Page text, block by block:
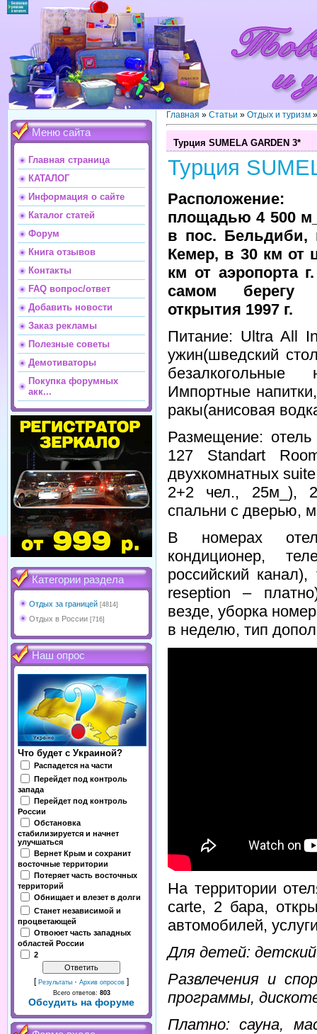
Меню сайта
Главная страница
КАТАЛОГ
Информация о сайте
Каталог статей
Форум
Книга отзывов
Контакты
FAQ вопрос/ответ
Добавить новости
Заказ рекламы
Полезные советы
Демотиваторы
Покупка форумных
акк...
Категории раздела
Отдых за границей [4814]
Отдых в России [716]
Наш опрос
Что будет с Украиной?
Распадется на части
Перейдет под контроль
запада
Перейдет под контроль
России
Обстановка
стабилизируется и начнет
улучшаться
Вернет Крым и сохранит
восточные территории
Потеряет часть восточных
территорий
Обнищает и влезет в долги
Станет независимой и
процветающей
Отвоюет часть западных
областей России
2
[ Результаты · Архив опросов ]
Всего ответов: 803
Обсудить на форуме
Главная » Статьи » Отдых и туризм
Турция SUMELA GARDEN 3*
Турция
площадью 4 500
в пос. Бельдиби,
Кемер, в 30 км от
км от аэропорта
самом берегу
открытия 1997 г.
Питание: Ultra All
ужин(шведский
безалкогольные
Импортные
ракы(анисовая
Размещение: отель
127 Standart
двухкомнатных
2+2 чел., 25м_),
спальни с дверью,
В номерах
кондиционер,
российский
reseption –
везде, уборка
в неделю, тип
На территории
carte, 2 бара,
автомобилей,
Для детей:
Развлечения и
программы,
Платно: сауна,